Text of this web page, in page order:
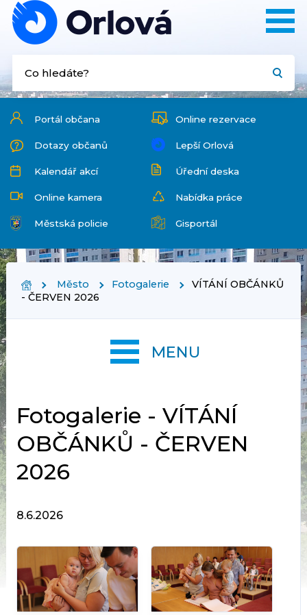
Portál občana Online rezervace
Dotazy občanů Lepší Orlová
Kalendář akcí Úřední deska
Online kamera Nabídka práce
Městská policie Gisportál
Město Fotogalerie
VÍTÁNÍ OBČÁNKŮ
- ČERVEN 2026
Fotogalerie - VÍTÁNÍ
OBČÁNKŮ - ČERVEN
2026
8.6.2026
MENU